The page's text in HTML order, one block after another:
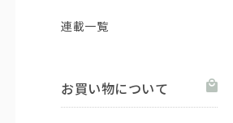
連載一覧
お買い物について